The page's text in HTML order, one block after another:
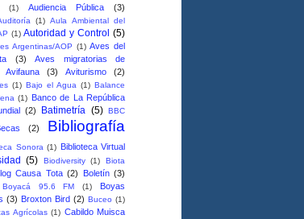
(1) Audiencia Pública (3)
(1) Aula Ambiental del
(1) Autoridad y Control (5)
Argentinas/AOP (1) Aves del
(3)
Aves migratorias de
Avifauna (3) Aviturismo (2)
(1) Bajo el Agua (1) Balance
(1) Banco de La República
(2) Batimetría (5) BBC
(2)
Bibliografía
Sonora (1) Biblioteca Virtual
(5) Biodiversity (1)
Biota
Causa Tota (2) Boletín (3)
Boyacá 95.6 FM (1)
Boyas
(3) Broxton Bird (2) Buceo (1)
Agrícolas (1) Cabildo Muisca